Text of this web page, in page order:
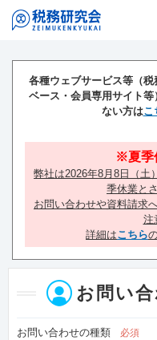
各種ウェブサービス等（
ベース・会員専用サイト等
ない方はこ
※夏季
弊社は2026年8月8日（土
季休業と
お問い合わせや資料請求
注
詳細はこちら
お問い
お問い合わせの種類 必須